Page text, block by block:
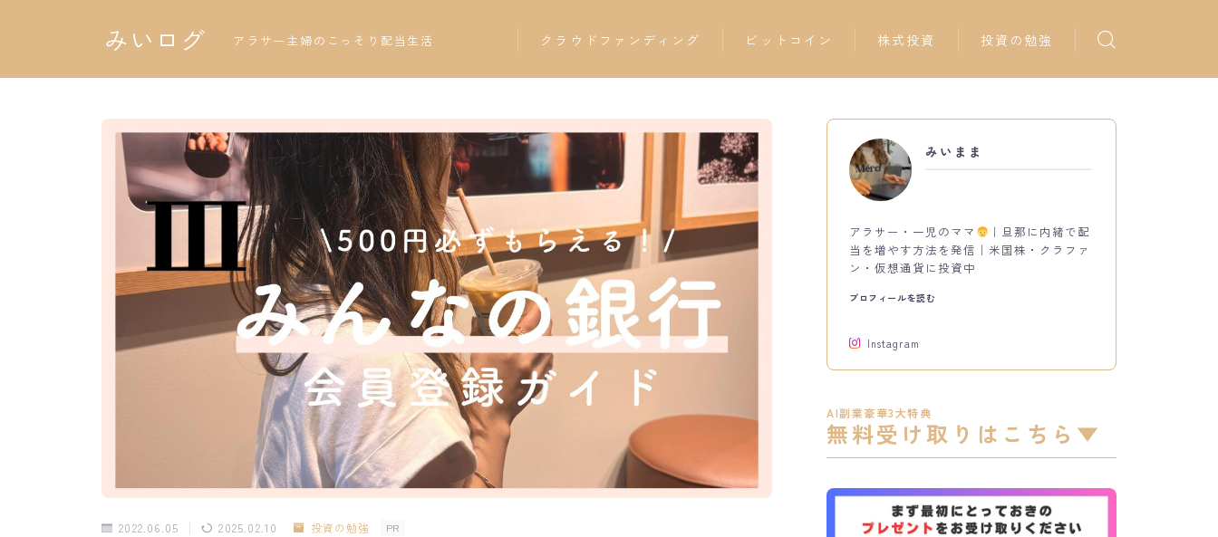
みいログ アラサー主婦のこっそり配当生活 クラウドファンディング ビットコイン 株式投資 投資の勉強
2022.06.05 2025.02.10 投資の勉強 PR
みいまま
アラサー・一児のママ
｜旦那に内緒で配
当を増やす方法を発信｜米国株・クラファ
ン・仮想通貨に投資中
プロフィールを読む
Instagram
AI副業豪華3大特典
無料受け取りはこちら▼